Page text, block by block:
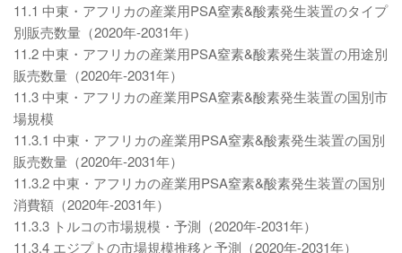
11.1 中東・アフリカの産業用PSA窒素&酸素発生装置のタイプ
別販売数量（2020年-2031年）
11.2 中東・アフリカの産業用PSA窒素&酸素発生装置の用途別
販売数量（2020年-2031年）
11.3 中東・アフリカの産業用PSA窒素&酸素発生装置の国別市
場規模
11.3.1 中東・アフリカの産業用PSA窒素&酸素発生装置の国別
販売数量（2020年-2031年）
11.3.2 中東・アフリカの産業用PSA窒素&酸素発生装置の国別
消費額（2020年-2031年）
11.3.3 トルコの市場規模・予測（2020年-2031年）
11.3.4 エジプトの市場規模推移と予測（2020年-2031年）